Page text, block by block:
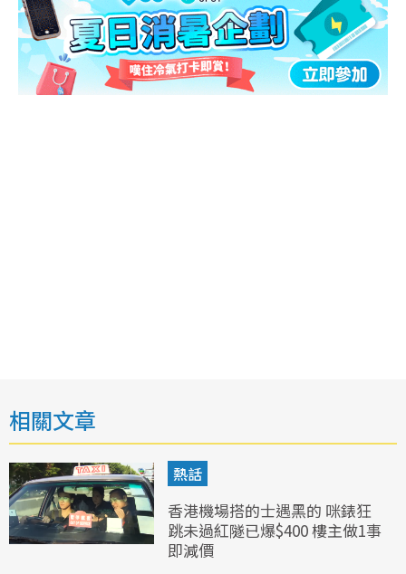
相關文章
熱話
香港機場搭的士遇黑的 咪錶狂
跳未過紅隧已爆$400 樓主做1事
即減價